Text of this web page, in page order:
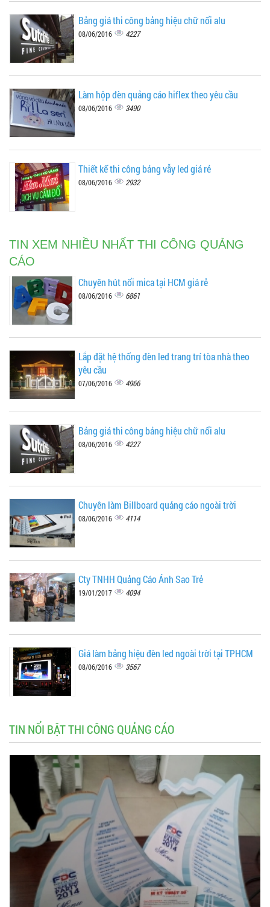
Bảng giá thi công bảng hiệu chữ nổi alu
08/06/2016 4227
Làm hộp đèn quảng cáo hiflex theo yêu cầu
08/06/2016 3490
Thiết kế thi công bảng vẫy led giá rẻ
08/06/2016 2932
TIN XEM NHIỀU NHẤT THI CÔNG QUẢNG
CÁO
Chuyên hút nổi mica tại HCM giá rẻ
08/06/2016 6861
Lắp đặt hệ thống đèn led trang trí tòa nhà theo
yêu cầu
07/06/2016 4966
Bảng giá thi công bảng hiệu chữ nổi alu
08/06/2016 4227
Chuyên làm Billboard quảng cáo ngoài trời
08/06/2016 4114
Cty TNHH Quảng Cáo Ánh Sao Trẻ
19/01/2017 4094
Giá làm bảng hiệu đèn led ngoài trời tại TPHCM
08/06/2016 3567
TIN NỔI BẬT THI CÔNG QUẢNG CÁO